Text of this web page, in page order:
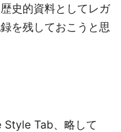
史的資料としてレガ
を残しておこうと思
Style Tab、略して